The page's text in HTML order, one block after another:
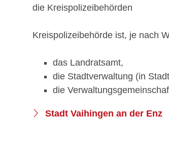
die Kreispolizeibehörden
Kreispolizeibehörde ist, je nach
das Landratsamt,
die Stadtverwaltung (in
die
Stadt Vaihingen an der Enz